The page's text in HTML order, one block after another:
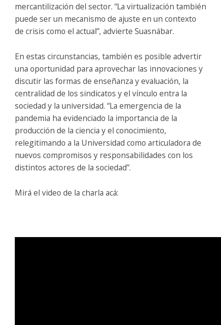
mercantilización del sector. “La virtualización también
puede ser un mecanismo de ajuste en un contexto
de crisis como el actual”, advierte Suasnábar.
En estas circunstancias, también es posible advertir
una oportunidad para aprovechar las innovaciones y
discutir las formas de enseñanza y evaluación, la
centralidad de los sindicatos y el vínculo entra la
sociedad y la universidad. “La emergencia de la
pandemia ha evidenciado la importancia de la
producción de la ciencia y el conocimiento,
relegitimando a la Universidad como articuladora de
nuevos compromisos y responsabilidades con los
distintos actores de la sociedad”.
Mirá el video de la charla acá: